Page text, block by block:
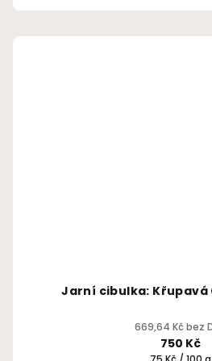
z
Jarní cibulka: Křupavá
669,64 Kč bez
750 Kč
Měrná